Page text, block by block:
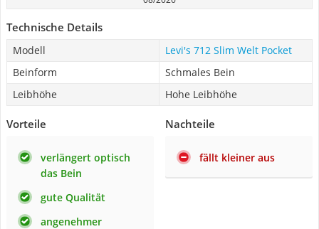
Technische Details
Modell
Levi's 712 Slim Welt Pocket
Beinform
Schmales Bein
Leibhöhe
Hohe Leibhöhe
Vorteile
verlängert optisch
das Bein
gute Qualität
angenehmer
Nachteile
fällt kleiner aus